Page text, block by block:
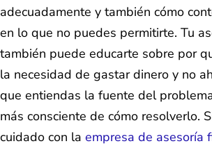
adecuadamente y también cómo
en lo que no puedes permitirte. Tu
también puede educarte sobre por
la necesidad de gastar dinero y no
que entiendas la fuente del
más consciente de cómo resolverlo.
cuidado con la empresa de asesoría